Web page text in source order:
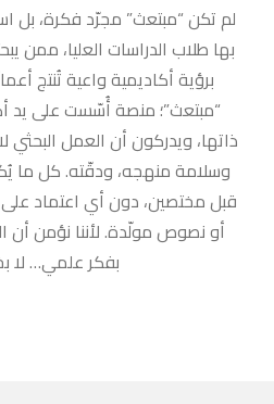
لم تكن “مبتعث” مجرّد فكرة، بل
بها طلاب الدراسات العليا،
برؤية أكاديمية واعية تُنتج
“مبتعث”؛ منصة أُسّست على يد
ذاتها، ويدركون أن العمل البحثي
وسلامة منهجه، ودقّته. كل ما
قبل مختصين، دون أي اعتماد
أو نصوص مولّدة. لأننا نؤمن أن
بفكر علمي… لا